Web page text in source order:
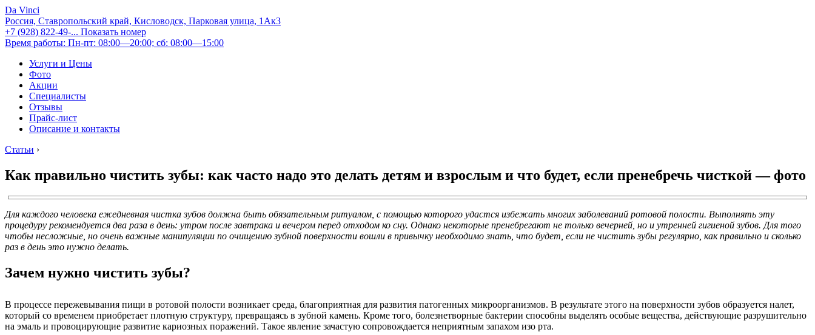
Da Vinci
Россия, Ставропольский край, Кисловодск, Парковая улица, 1Ак3
+7 (928) 822-49-... Показать номер
Время работы: Пн-пт: 08:00—20:00; сб: 08:00—15:00
Услуги и Цены
Фото
Акции
Специалисты
Отзывы
Прайс-лист
Описание и контакты
Статьи ›
Как правильно чистить зубы: как часто надо это делать детям и взрослым и что будет, если пренебречь чисткой — фото
Для каждого человека ежедневная чистка зубов должна быть обязательным ритуалом, с помощью которого удастся избежать многих заболеваний ротовой полости. Выполнять эту
процедуру рекомендуется два раза в день: утром после завтрака и вечером перед отходом ко сну. Однако некоторые пренебрегают не только вечерней, но и утренней гигиеной зубов. Для того
чтобы несложные, но очень важные манипуляции по очищению зубной поверхности вошли в привычку необходимо знать, что будет, если не чистить зубы регулярно, как правильно и сколько
раз в день это нужно делать.
Зачем нужно чистить зубы?
В процессе пережевывания пищи в ротовой полости возникает среда, благоприятная для развития патогенных микроорганизмов. В результате этого на поверхности зубов образуется налет,
который со временем приобретает плотную структуру, превращаясь в зубной камень. Кроме того, болезнетворные бактерии способны выделять особые вещества, действующие разрушительно
на эмаль и провоцирующие развитие кариозных поражений. Такое явление зачастую сопровождается неприятным запахом изо рта.